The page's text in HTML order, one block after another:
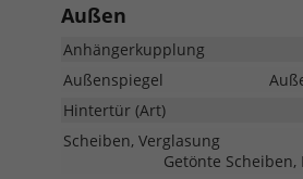
Außen
Anhängerkupplung
Außenspiegel
Hintertür (Art)
Scheiben, Verglasung
Getönte